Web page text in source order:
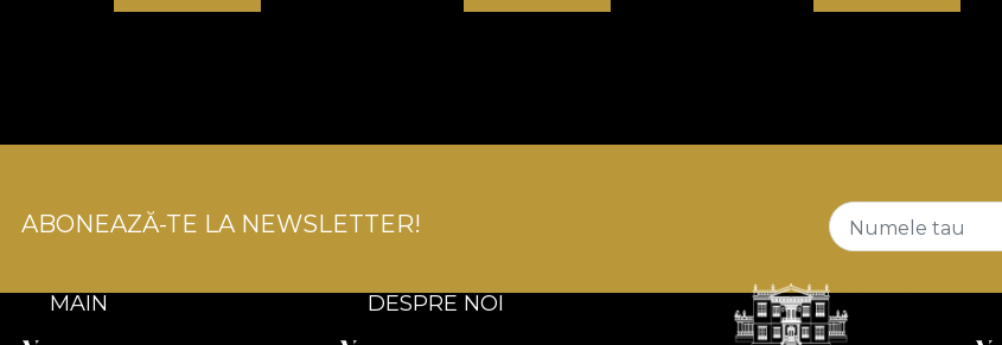
ABONEAZĂ-TE LA NEWSLETTER! Numele tau
MAIN DESPRE NOI